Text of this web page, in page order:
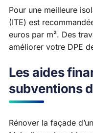
Pour une meilleure
(ITE) est
euros par m². Des
améliorer votre DPE
Les aides
subventions
Rénover la façade